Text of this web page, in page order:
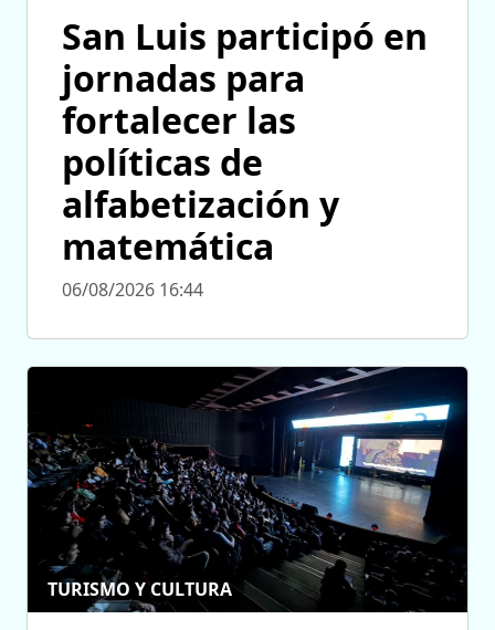
San Luis participó en
jornadas para
fortalecer las
políticas de
alfabetización y
matemática
06/08/2026 16:44
TURISMO Y CULTURA